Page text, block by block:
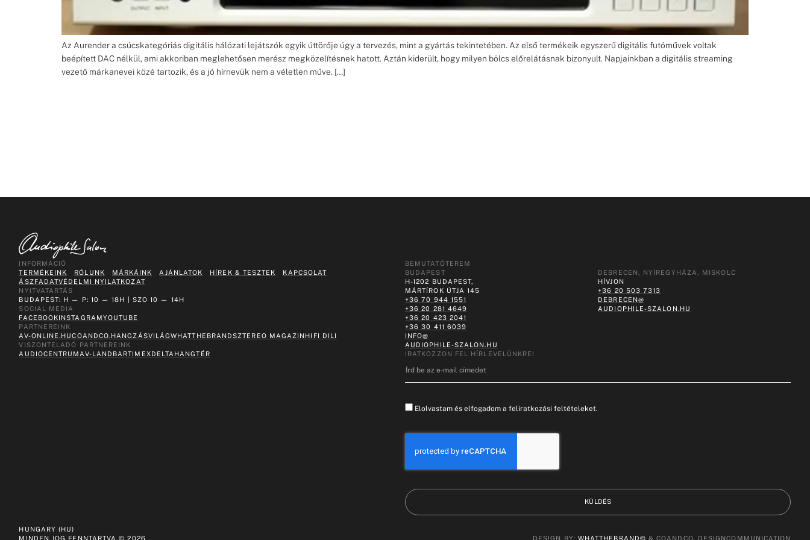
Az Aurender a csúcskategóriás digitális hálózati lejátszók egyik úttörője úgy a tervezés, mint a gyártás tekintetében. Az első termékeik egyszerű digitális futóművek voltak
beépített DAC nélkül, ami akkoriban meglehetősen merész megközelítésnek hatott. Aztán kiderült, hogy milyen bölcs előrelátásnak bizonyult. Napjainkban a digitális streaming
vezető márkanevei közé tartozik, és a jó hírnevük nem a véletlen műve. […]
INFORMÁCIÓ
TERMÉKEINK
RÓLUNK MÁRKÁINK AJÁNLATOK HÍREK & TESZTEK
KAPCSOLAT
ÁSZFADATVÉDELMI NYILATKOZAT
NYITVATARTÁS
BUDAPEST: H — P: 10 — 18H | SZO 10 — 14H
SOCIAL MEDIA
FACEBOOKINSTAGRAMYOUTUBE
PARTNEREINK
AV-ONLINE.HUCOANDCO.HANGZÁSVILÁGWHATTHEBRANDSZTEREO MAGAZINHIFI DILI
VISZONTELADÓ PARTNEREINK
AUDIOCENTRUM AV-LAND BARTIMEXDELTA HANGTÉR
BEMUTATÓTEREM
BUDAPEST
H-1202 BUDAPEST,
MÁRTÍROK ÚTJA 145
+36 70 944 1551
+36 20 281 4649
+36 20 423 2041
+36 30 411 6039
INFO@
AUDIOPHILE-SZALON.HU
DEBRECEN, NYÍREGYHÁZA, MISKOLC
HÍVJON
+36 20 503 7313
DEBRECEN@
AUDIOPHILE-SZALON.HU
IRATKOZZON FEL HÍRLEVELÜNKRE!
Elolvastam és elfogadom a feliratkozási feltételeket.
KÜLDÉS
HUNGARY (HU)
MINDEN JOG FENNTARTVA ©2026 DESIGN BY: WHATTHEBRAND© & COANDCO. DESIGNCOMMUNICATION